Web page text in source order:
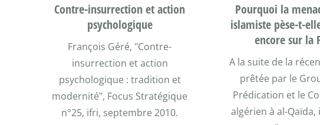
Contre-insurrection et action
psychologique
François Géré, "Contre-
insurrection et action
psychologique : tradition et
modernité", Focus Stratégique
n°25, ifri, septembre 2010.
Pourquoi la
islamiste pèse-t-
encore sur la
A la suite de la
prêtée par le
Prédication et le
algérien à al-